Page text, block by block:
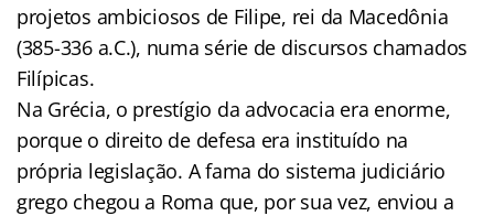
projetos ambiciosos de Filipe, rei da Macedônia
(385-336 a.C.), numa série de discursos chamados
Filípicas.
Na Grécia, o prestígio da advocacia era enorme,
porque o direito de defesa era instituído na
própria legislação. A fama do sistema judiciário
grego chegou a Roma que, por sua vez, enviou a